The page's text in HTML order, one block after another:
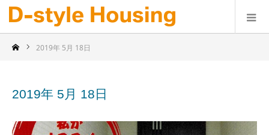
2019年 5月 18日
2019年 5月 18日